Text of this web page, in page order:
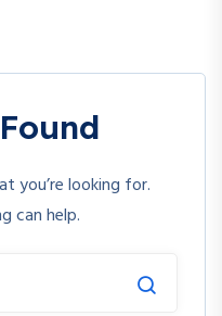
you’re looking for.
can help.